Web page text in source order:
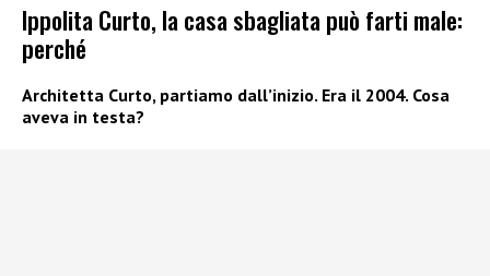
Ippolita Curto, la casa sbagliata può farti male:
perché
Architetta Curto, partiamo dall’inizio. Era il 2004. Cosa
aveva in testa?